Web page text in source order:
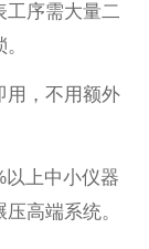
工序需大量二
用，不用额外
以上中小仪器
高端系统。